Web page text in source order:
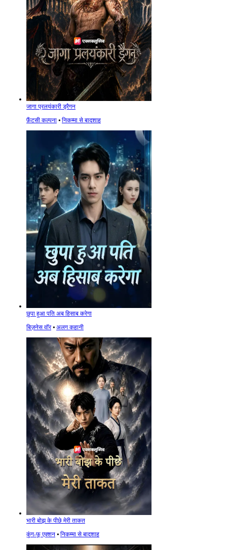
जागा प्रलयंकारी ड्रैगन
फ़ैंटसी कल्पना ⦁ निकम्मा से बादशाह
छुपा हुआ पति अब हिसाब करेगा
बिज़नेस वॉर⦁ अलग कहानी
भारी बोझ के पीछे मेरी ताकत
कुंग-फू एक्शन ⦁ निकम्मा से बादशाह